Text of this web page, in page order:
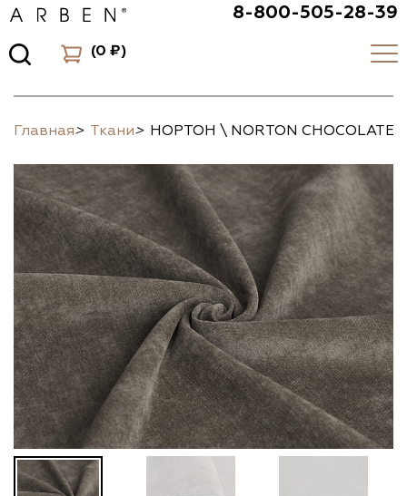
8-800-505-28-39
(0 ₽)
Главная> Ткани> НОРТОН \ NORTON CHOCOLATE